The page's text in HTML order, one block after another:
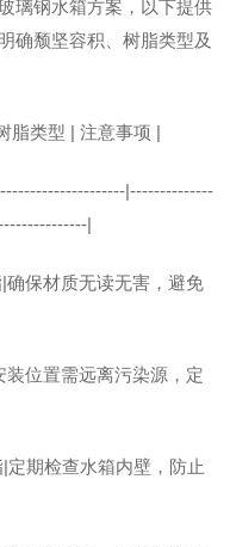
璃钢水箱方案，以下提供
确颓坚容积、树脂类型及
脂类型 | 注意事项 |
|--------------
|
确保材质无读无害，避免
位置需远离污染源，定
定期检查水箱内壁，防止